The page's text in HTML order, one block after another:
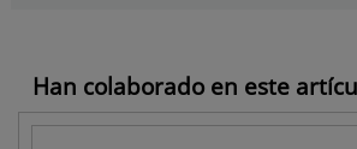
Han colaborado en este